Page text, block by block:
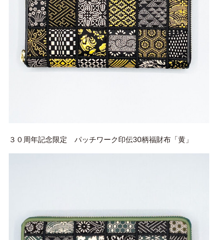
３０周年記念限定 パッチワーク印伝30柄福財布「黄」